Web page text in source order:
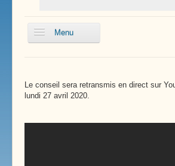
Menu
Enfance
Transports
Le conseil sera retransmis en direct sur
lundi 27 avril 2020.